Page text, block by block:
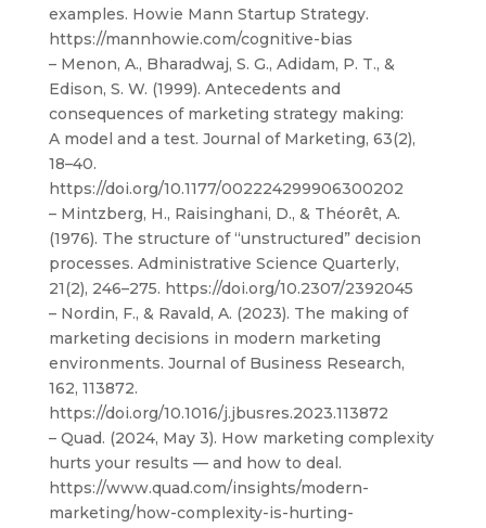
examples. Howie Mann Startup Strategy.
https://mannhowie.com/cognitive-bias
– Menon, A., Bharadwaj, S. G., Adidam, P. T., &
Edison, S. W. (1999). Antecedents and
consequences of marketing strategy making:
A model and a test. Journal of Marketing, 63(2),
18–40.
https://doi.org/10.1177/002224299906300202
– Mintzberg, H., Raisinghani, D., & Théorêt, A.
(1976). The structure of “unstructured” decision
processes. Administrative Science Quarterly,
21(2), 246–275. https://doi.org/10.2307/2392045
– Nordin, F., & Ravald, A. (2023). The making of
marketing decisions in modern marketing
environments. Journal of Business Research,
162, 113872.
https://doi.org/10.1016/j.jbusres.2023.113872
– Quad. (2024, May 3). How marketing complexity
hurts your results — and how to deal.
https://www.quad.com/insights/modern-
marketing/how-complexity-is-hurting-